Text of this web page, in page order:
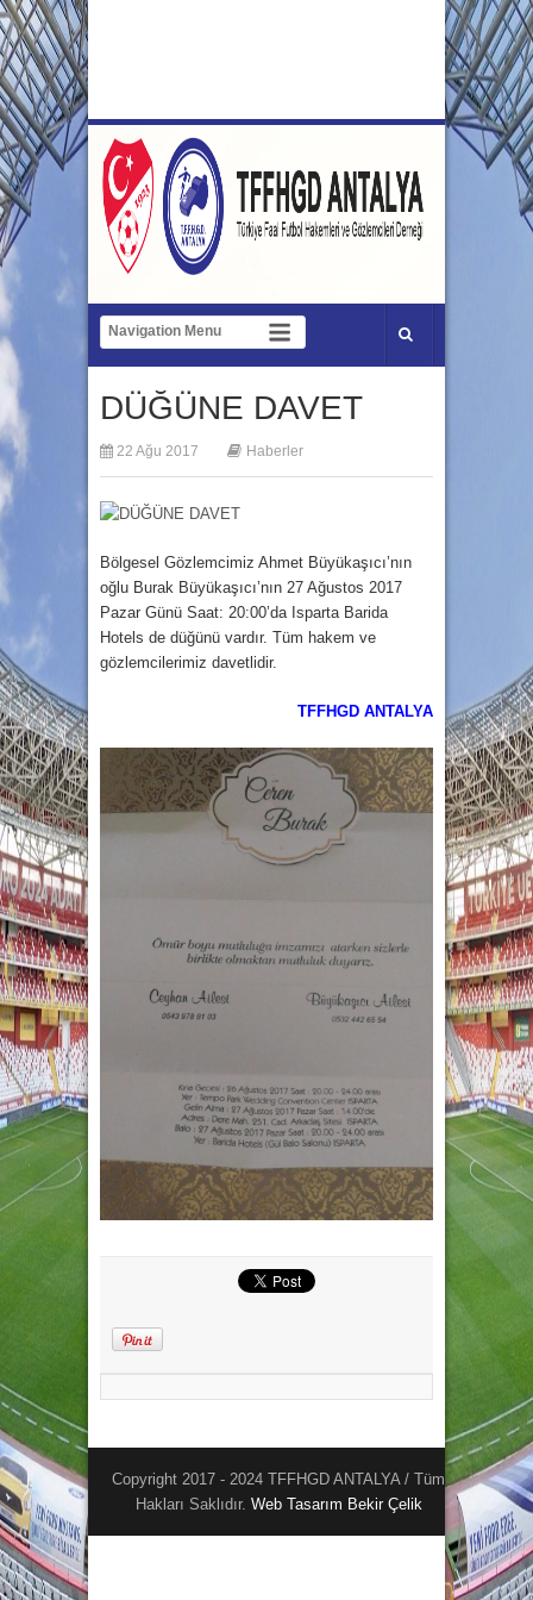
DÜĞÜNE DAVET
22 Ağu 2017 Haberler
Bölgesel Gözlemcimiz Ahmet Büyükaşıcı’nın
oğlu Burak Büyükaşıcı’nın 27 Ağustos 2017
Pazar Günü Saat: 20:00’da Isparta Barida
Hotels de düğünü vardır. Tüm hakem ve
gözlemcilerimiz davetlidir.
TFFHGD ANTALYA
Copyright 2017 - 2024 TFFHGD ANTALYA / Tüm
Hakları Saklıdır. Web Tasarım Bekir Çelik